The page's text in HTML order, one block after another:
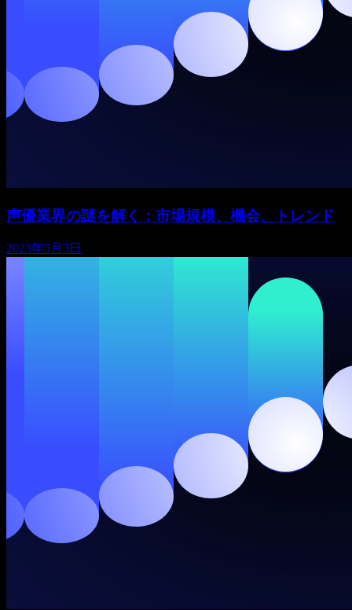
声優業界の謎を解く：市場規模、機会、トレンド
2023年5月3日